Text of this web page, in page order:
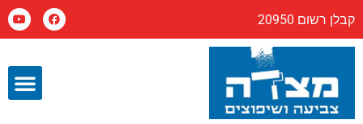
קבלן רשום 20950